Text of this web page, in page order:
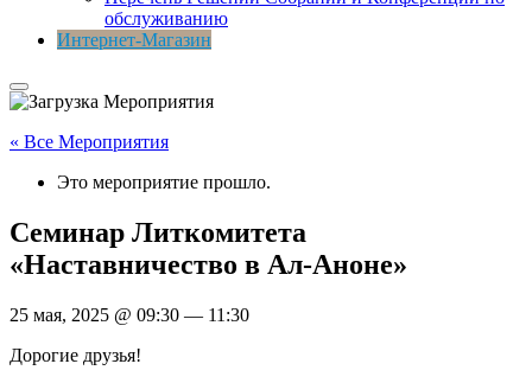
обслуживанию
Интернет-Магазин
« Все Мероприятия
Это мероприятие прошло.
Семинар Литкомитета
«Наставничество в Ал-Аноне»
25 мая, 2025 @ 09:30 — 11:30
Дорогие друзья!